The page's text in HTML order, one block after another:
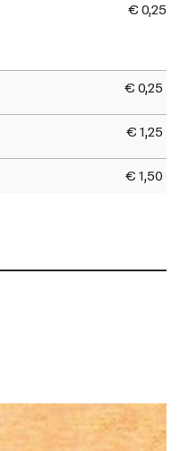
€ 0,25
€ 0,25
€ 1,25
€ 1,50